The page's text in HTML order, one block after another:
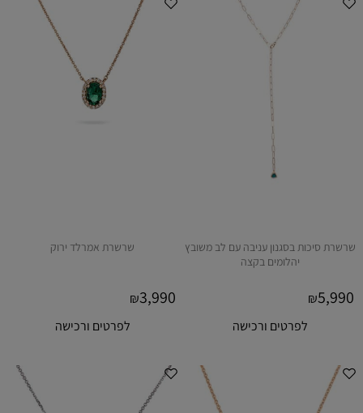
שרשרת סיכות בסגנון עניבה עם לב משובץ
יהלומים בקצה
₪5,990
לפרטים ורכישה
שרשרת אמרלד ירוק
₪3,990
לפרטים ורכישה